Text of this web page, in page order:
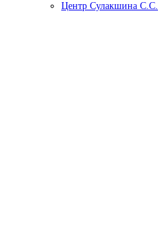
Центр Сулакшина С.С.